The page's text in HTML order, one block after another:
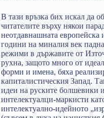
В тази връзка бих искал да
читателите върху някои
неотдавнашната европейска
години на миналия век
режими в държавите от
рухна, защото много от
форми и имена, бяха
капиталистическия Запад.
идеи на руските болшевики
интелектуалци-маркисти
интелектуално-идейното